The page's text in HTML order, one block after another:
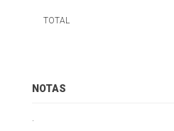
TOTAL
NOTAS